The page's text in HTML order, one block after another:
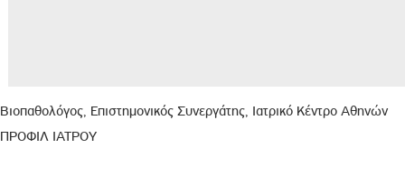
Βιοπαθολόγος, Επιστημονικός Συνεργάτης, Ιατρικό Κέντρο Αθηνών
ΠΡΟΦΙΛ ΙΑΤΡΟΥ